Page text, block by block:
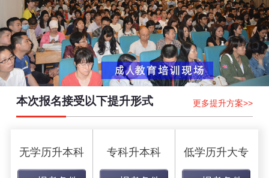
本次报名接受以下提升形式 更多提升方案>>
无学历升本科 专科升本科 低学历升大专